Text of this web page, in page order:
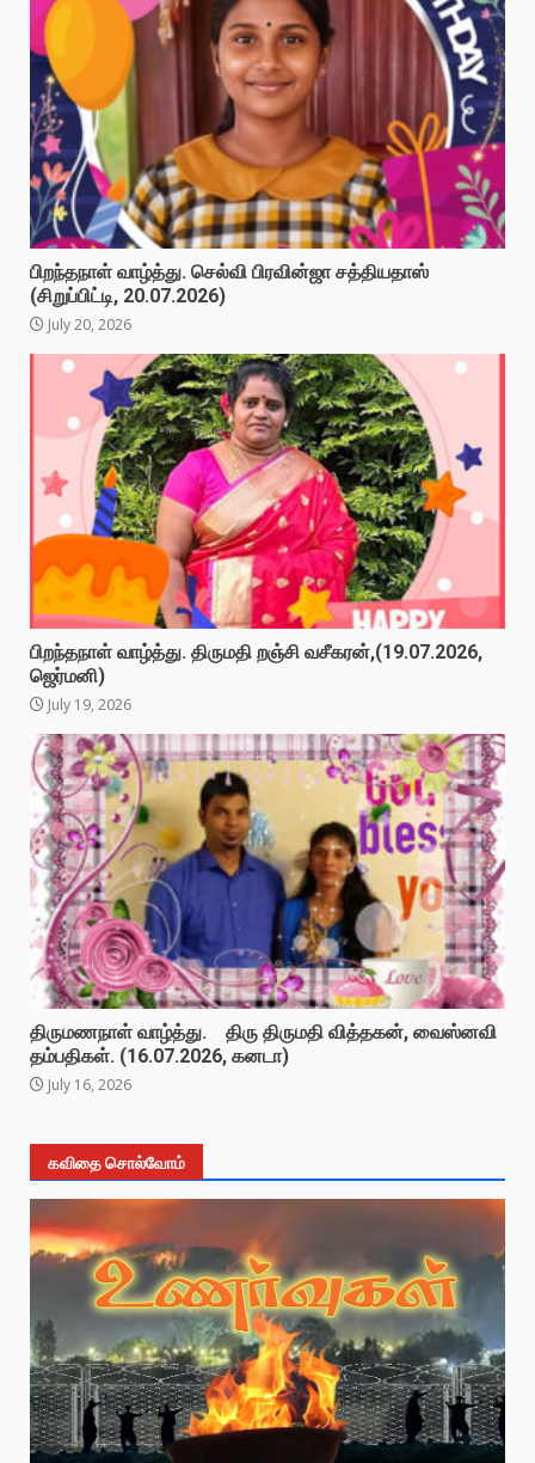
பிறந்தநாள் வாழ்த்து. செல்வி பிரவின்ஜா சத்தியதாஸ்
(சிறுப்பிட்டி, 20.07.2026)
July 20, 2026
பிறந்தநாள் வாழ்த்து. திருமதி றஞ்சி வசீகரன்,(19.07.2026,
ஜெர்மனி)
July 19, 2026
திருமணநாள் வாழ்த்து. திரு திருமதி வித்தகன், வைஸ்னவி
தம்பதிகள். (16.07.2026, கனடா)
July 16, 2026
கவிதை சொல்வோம்